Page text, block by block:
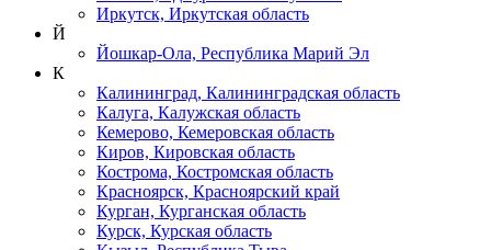
Иркутск, Иркутская область
Й
Йошкар-Ола, Республика Марий Эл
К
Калининград, Калининградская область
Калуга, Калужская область
Кемерово, Кемеровская область
Киров, Кировская область
Кострома, Костромская область
Красноярск, Красноярский край
Курган, Курганская область
Курск, Курская область